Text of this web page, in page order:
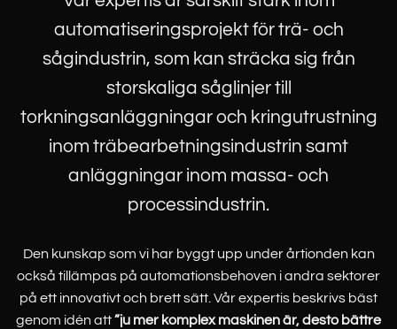
automatiseringsprojekt för trä- och
sågindustrin, som kan sträcka sig från
storskaliga såglinjer till
torkningsanläggningar och kringutrustning
inom träbearbetningsindustrin samt
anläggningar inom massa- och
processindustrin.
Den kunskap som vi har byggt upp under årtionden kan
också tillämpas på automationsbehoven i andra sektorer
på ett innovativt och brett sätt. Vår expertis beskrivs bäst
genom idén att”ju mer komplex maskinen är, desto bättre